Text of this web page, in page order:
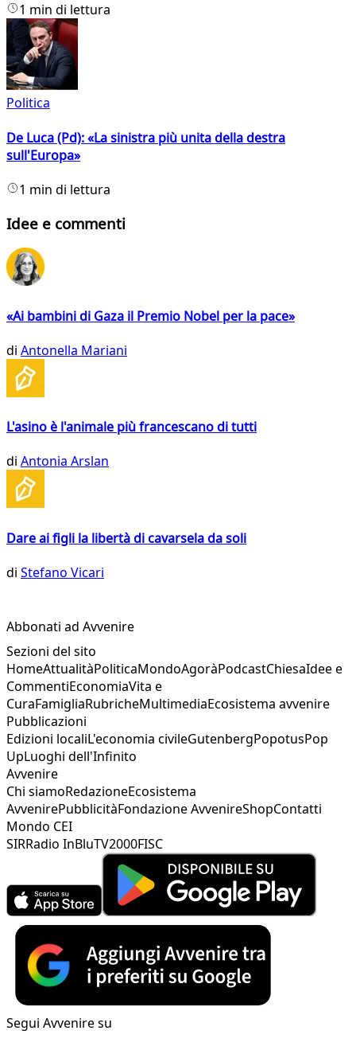
1 min di lettura
Politica
De Luca (Pd): «La sinistra più unita della destra
sull'Europa»
1 min di lettura
Idee e commenti
«Ai bambini di Gaza il Premio Nobel per la pace»
di Antonella Mariani
L'asino è l'animale più francescano di tutti
di Antonia Arslan
Dare ai figli la libertà di cavarsela da soli
di Stefano Vicari
Abbonati ad Avvenire
Sezioni del sito
HomeAttualitàPoliticaMondoAgoràPodcastChiesaIdee e
CommentiEconomiaVita e
CuraFamigliaRubricheMultimediaEcosistema avvenire
Pubblicazioni
Edizioni localiL'economia civileGutenbergPopotusPop
UpLuoghi dell'Infinito
Avvenire
Chi siamoRedazioneEcosistema
AvvenirePubblicitàFondazione AvvenireShopContatti
Mondo CEI
SIRRadio InBluTV2000FISC
Segui Avvenire su